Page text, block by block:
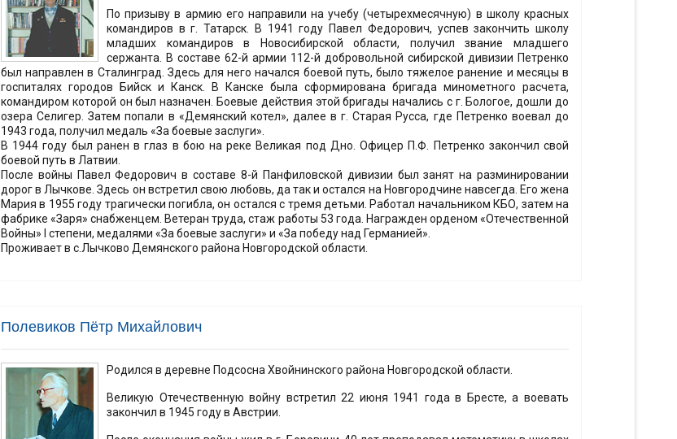
По призыву в армию его направили на учебу (четырехмесячную) в школу красных
командиров в г. Татарск. В 1941 году Павел Федорович, успев закончить школу
младших командиров в Новосибирской области, получил звание младшего
сержанта. В составе 62-й армии 112-й добровольной сибирской дивизии Петренко
был направлен в Сталинград. Здесь для него начался боевой путь, было тяжелое ранение и месяцы в
госпиталях городов Бийск и Канск. В Канске была сформирована бригада минометного расчета,
командиром которой он был назначен. Боевые действия этой бригады начались с г. Бологое, дошли до
озера Селигер. Затем попали в «Демянский котел», далее в г. Старая Русса, где Петренко воевал до
1943 года, получил медаль «За боевые заслуги».
В 1944 году был ранен в глаз в бою на реке Великая под Дно. Офицер П.Ф. Петренко закончил свой
боевой путь в Латвии.
После войны Павел Федорович в составе 8-й Панфиловской дивизии был занят на разминировании
дорог в Лычкове. Здесь он встретил свою любовь, да так и остался на Новгородчине навсегда. Его жена
Мария в 1955 году трагически погибла, он остался с тремя детьми. Работал начальником КБО, затем на
фабрике «Заря» снабженцем. Ветеран труда, стаж работы 53 года. Награжден орденом «Отечественной
Войны» I степени, медалями «За боевые заслуги» и «За победу над Германией».
Проживает в с.Лычково Демянского района Новгородской области.
Полевиков Пётр Михайлович
Родился в деревне Подсосна Хвойнинского района Новгородской области.
Великую Отечественную войну встретил 22 июня 1941 года в Бресте, а воевать
закончил в 1945 году в Австрии.